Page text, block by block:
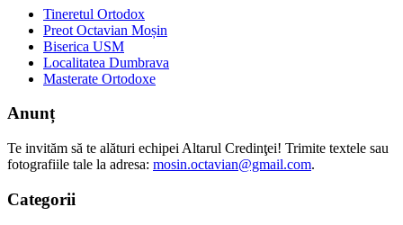
Tineretul Ortodox
Preot Octavian Moșin
Biserica USM
Localitatea Dumbrava
Masterate Ortodoxe
Anunț
Te invităm să te alături echipei Altarul Credinţei! Trimite textele sau
fotografiile tale la adresa: mosin.octavian@gmail.com.
Categorii